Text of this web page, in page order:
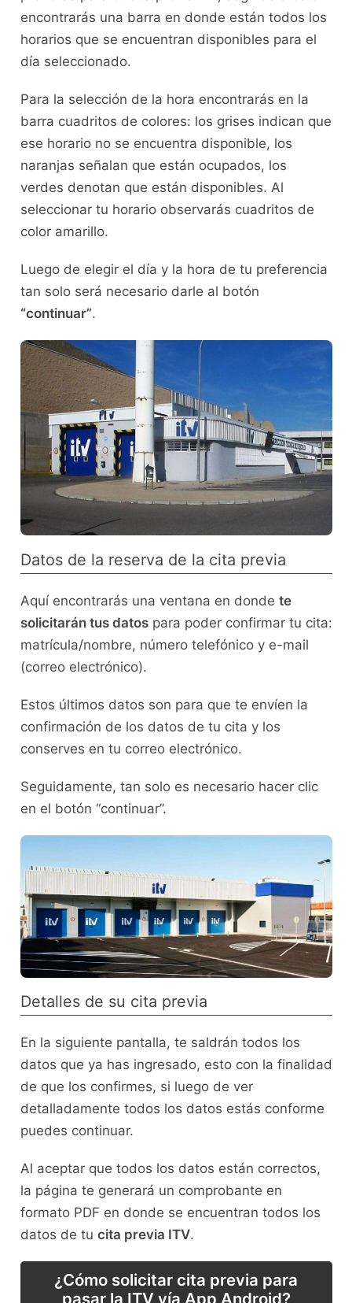
encontrarás una barra en donde están todos los
horarios que se encuentran disponibles para el
día seleccionado.
Para la selección de la hora encontrarás en la
barra cuadritos de colores: los grises indican que
ese horario no se encuentra disponible, los
naranjas señalan que están ocupados, los
verdes denotan que están disponibles. Al
seleccionar tu horario observarás cuadritos de
color amarillo.
Luego de elegir el día y la hora de tu preferencia
tan solo será necesario darle al botón
“continuar”.
Datos de la reserva de la cita previa
Aquí encontrarás una ventana en donde te
solicitarán tus datospara poder confirmar tu cita:
matrícula/nombre, número telefónico y e-mail
(correo electrónico).
Estos últimos datos son para que te envíen la
confirmación de los datos de tu cita y los
conserves en tu correo electrónico.
Seguidamente, tan solo es necesario hacer clic
en el botón “continuar”.
Detalles de su cita previa
En la siguiente pantalla, te saldrán todos los
datos que ya has ingresado, esto con la finalidad
de que los confirmes, si luego de ver
detalladamente todos los datos estás conforme
puedes continuar.
Al aceptar que todos los datos están correctos,
la página te generará un comprobante en
formato PDF en donde se encuentran todos los
datos de tu cita previa ITV.
¿Cómo solicitar cita previa para
pasar la ITV vía App Android?